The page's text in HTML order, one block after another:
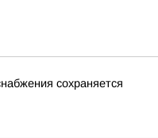
сохраняется